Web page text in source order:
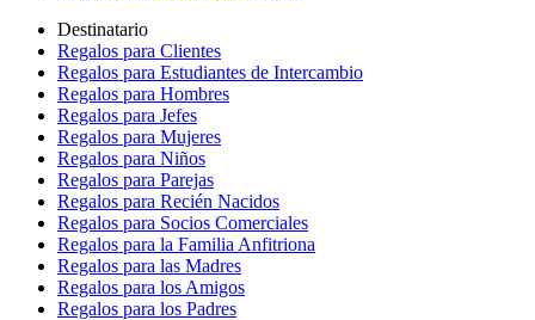
Destinatario
Regalos para Clientes
Regalos para Estudiantes de Intercambio
Regalos para Hombres
Regalos para Jefes
Regalos para Mujeres
Regalos para Niños
Regalos para Parejas
Regalos para Recién Nacidos
Regalos para Socios Comerciales
Regalos para la Familia Anfitriona
Regalos para las Madres
Regalos para los Amigos
Regalos para los Padres